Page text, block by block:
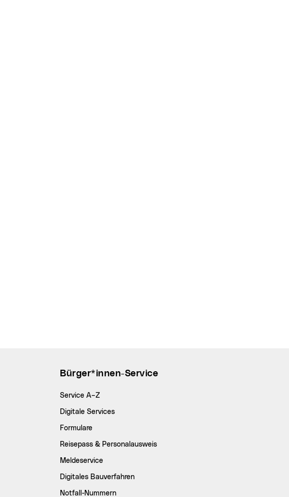
Bürger*innen-Service
Service A–Z
Digitale Services
Formulare
Reisepass & Personalausweis
Meldeservice
Digitales Bauverfahren
Notfall-Nummern